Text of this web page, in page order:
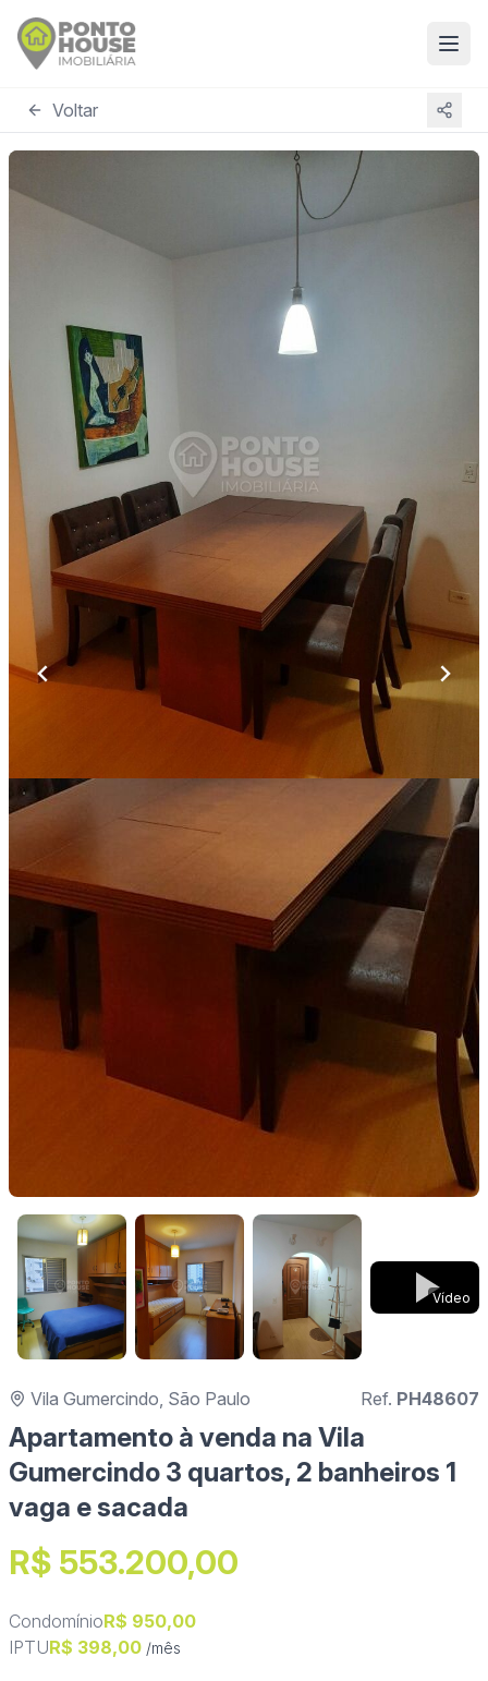
Voltar
Vídeo
Vila Gumercindo, São Paulo Ref. PH48607
Apartamento à venda na Vila
Gumercindo 3 quartos, 2 banheiros 1
vaga e sacada
R$ 553.200,00
CondomínioR$ 950,00
IPTUR$ 398,00 /mês